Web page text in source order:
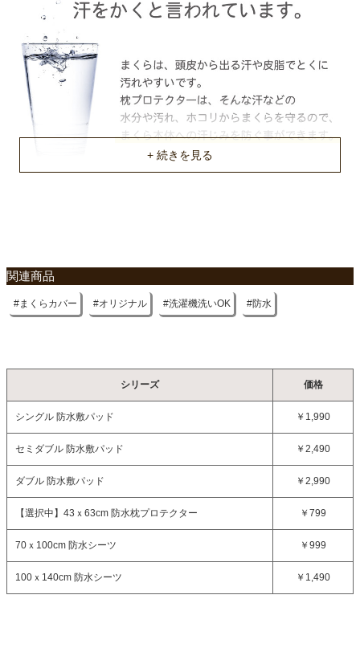
関連商品
まくらカバー オリジナル 洗濯機洗いOK 防水
シリーズ 価格
シングル 防水敷パッド ￥1,990
セミダブル 防水敷パッド ￥2,490
ダブル 防水敷パッド ￥2,990
【選択中】 43ｘ63cm 防水枕プロテクター ￥799
70ｘ100cm 防水シーツ ￥999
100ｘ140cm 防水シーツ ￥1,490